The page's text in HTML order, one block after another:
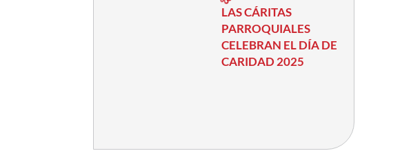
LAS CÁRITAS
PARROQUIALES
CELEBRAN EL DÍA DE
CARIDAD 2025